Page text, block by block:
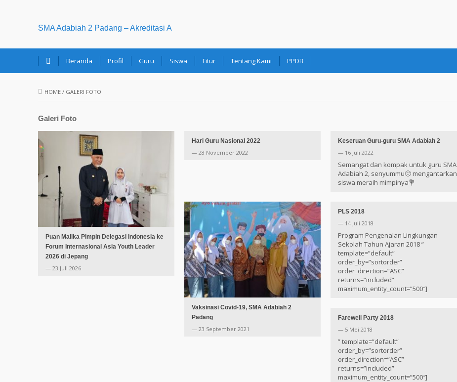
SMA Adabiah 2 Padang – Akreditasi A
Beranda Profil Guru Siswa Fitur Tentang Kami PPDB
HOME / GALERI FOTO
Galeri Foto
Puan Malika Pimpin Delegasi Indonesia ke
Forum Internasional Asia Youth Leader
2026 di Jepang
— 23 Juli 2026
Hari Guru Nasional 2022
— 28 November 2022
Keseruan Guru-guru SMA Adabiah 2
— 16 Juli 2022
Semangat dan kompak untuk guru SMA
Adabiah 2, senyummu🙂 mengantarkan
siswa meraih mimpinya💐
Vaksinasi Covid-19, SMA Adabiah 2
Padang
— 23 September 2021
PLS 2018
— 14 Juli 2018
Program Pengenalan Lingkungan
Sekolah Tahun Ajaran 2018 ”
template=”default”
order_by=”sortorder”
order_direction=”ASC”
returns=”included”
maximum_entity_count=”500″]
Farewell Party 2018
— 5 Mei 2018
” template=”default”
order_by=”sortorder”
order_direction=”ASC”
returns=”included”
maximum_entity_count=”500″]